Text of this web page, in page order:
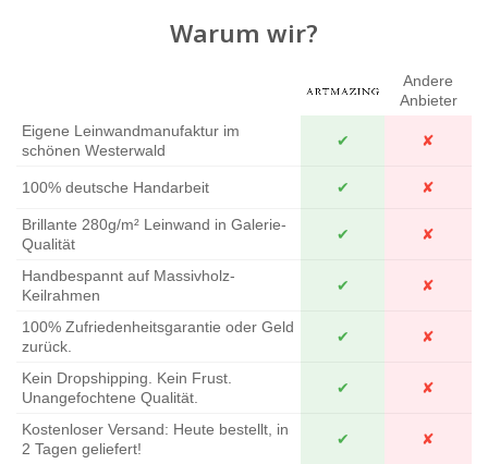
Warum wir?
Andere
Anbieter
Eigene Leinwandmanufaktur im
schönen Westerwald
✔ ✘
100% deutsche Handarbeit ✔ ✘
Brillante 280g/m² Leinwand in Galerie-
Qualität
✔ ✘
Handbespannt auf Massivholz-
Keilrahmen
✔ ✘
100% Zufriedenheitsgarantie oder Geld
zurück.
✔ ✘
Kein Dropshipping. Kein Frust.
Unangefochtene Qualität.
✔ ✘
Kostenloser Versand: Heute bestellt, in
2 Tagen geliefert!
✔ ✘